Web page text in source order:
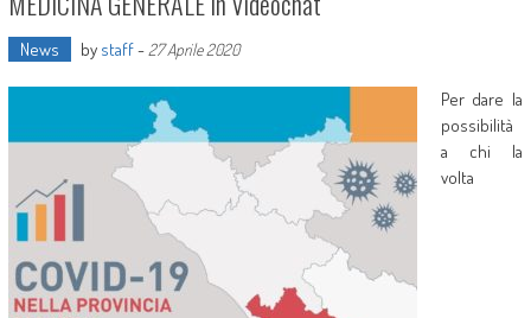
News by staff- 27 Aprile 2020
Per dare la
possibilità
a chi la
volta